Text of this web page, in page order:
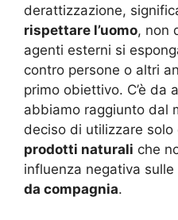
derattizzazione,
rispettare l’uomo, non
agenti esterni si
contro persone o altri
primo obiettivo. C’è da
abbiamo raggiunto dal
deciso di utilizzare
prodotti naturali che
influenza negativa
da compagnia.